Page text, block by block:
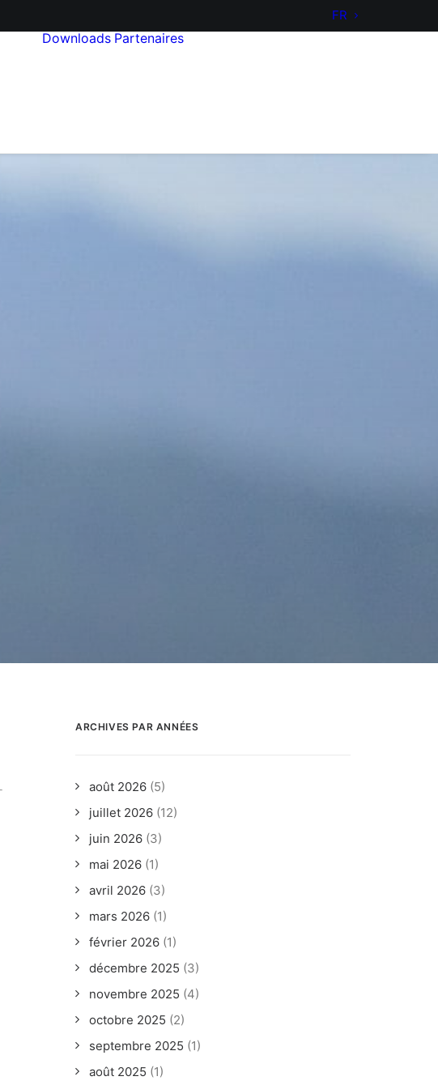
FR
Downloads Partenaires
ARCHIVES PAR ANNÉES
août 2026 (5)
juillet 2026 (12)
juin 2026 (3)
mai 2026 (1)
avril 2026 (3)
mars 2026 (1)
février 2026 (1)
décembre 2025 (3)
novembre 2025 (4)
octobre 2025 (2)
septembre 2025 (1)
août 2025 (1)